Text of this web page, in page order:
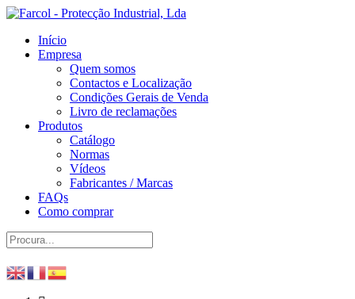
Início
Empresa
Quem somos
Contactos e Localização
Condições Gerais de Venda
Livro de reclamações
Produtos
Catálogo
Normas
Vídeos
Fabricantes / Marcas
FAQs
Como comprar